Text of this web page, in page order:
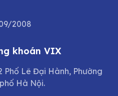
2008
khoán VIX
Phố Lê Đại Hành, Phường
Hà Nội.